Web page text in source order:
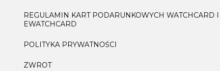
REGULAMIN KART PODARUNKOWYCH WATCHCARD I
EWATCHCARD
POLITYKA PRYWATNOŚCI
ZWROT